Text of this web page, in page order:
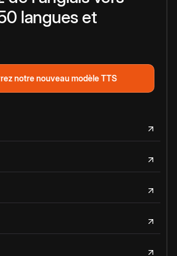
langues et
notre nouveau modèle TTS